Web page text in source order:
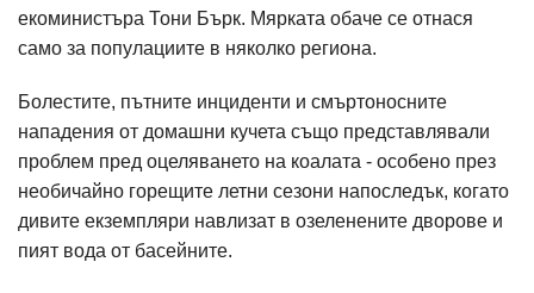
екоминистъра Тони Бърк. Мярката обаче се отнася
само за популациите в няколко региона.
Болестите, пътните инциденти и смъртоносните
нападения от домашни кучета също представлявали
проблем пред оцеляването на коалата - особено през
необичайно горещите летни сезони напоследък, когато
дивите екземпляри навлизат в озеленените дворове и
пият вода от басейните.